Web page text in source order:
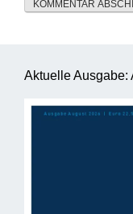
Aktuelle Ausgabe: